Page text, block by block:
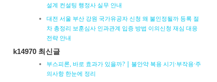
설계 컨설팅 행정사 실무 안내
대전 서울 부산 강원 국가유공자 신청 왜 불인정될까 등록 절
차 총정리 보훈심사 인과관계 입증 방법 이의신청 재심 대응
전략 안내
k14970 최신글
부스피론, 바로 효과가 있을까? | 불안약 복용 시기·부작용·주
의사항 한눈에 정리